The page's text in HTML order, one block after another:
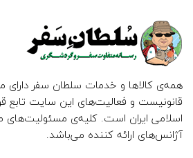
همه‌ی کالاها و خدمات سلطان سفر دارای
قانونیست و فعالیت‌های این سایت تابع
اسلامی ایران است. کلیه‌ی مسئولیت‌های
آژانس‌های ارائه کننده می‌باشد.